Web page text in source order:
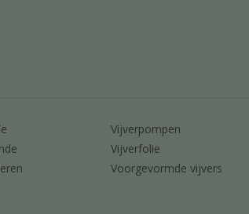
Vijverpompen
Vijverfolie
Voorgevormde vijvers